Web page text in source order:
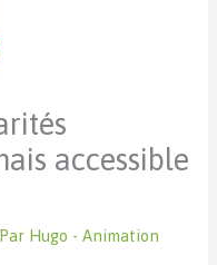
accessible
Hugo - Animation